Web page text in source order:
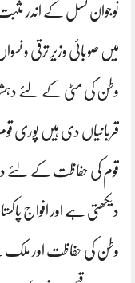
نوجوان نسل کے اندر
میں صوبائی وزیر ترقی و
وطن کی مٹی کے لئے
قربانیاں دی ہیں پوری
قوم کی حفاظت کے لئے دی
دیکھتی ہے اور افواج
وطن کی حفاظت اور